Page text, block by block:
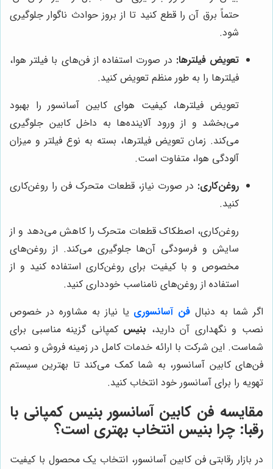
حتماً برق آن را قطع کنید تا از بروز حوادث ناگوار جلوگیری
شود.
تعویض فیلترها: در صورت استفاده از فن‌های با فیلتر هوا،
فیلترها را به طور منظم تعویض کنید.
تعویض فیلترها، کیفیت هوای کابین آسانسور را بهبود
می‌بخشد و از ورود آلاینده‌ها به داخل کابین جلوگیری
می‌کند. زمان تعویض فیلترها، بسته به نوع فیلتر و میزان
آلودگی هوا، متفاوت است.
روغن‌کاری: در صورت نیاز، قطعات متحرک فن را روغن‌کاری
کنید.
روغن‌کاری، اصطکاک قطعات متحرک را کاهش می‌دهد و از
سایش و فرسودگی آن‌ها جلوگیری می‌کند. از روغن‌های
مخصوص و با کیفیت برای روغن‌کاری استفاده کنید و از
استفاده از روغن‌های نامناسب خودداری کنید.
اگر شما به دنبال فن آسانسوری یا نیاز به مشاوره در خصوص
نصب و نگهداری آن دارید، بنیس کمپانی گزینه مناسبی برای
شماست. این شرکت با ارائه خدمات کامل در زمینه فروش و نصب
فن‌های کابین آسانسور، به شما کمک می‌کند تا بهترین سیستم
تهویه را برای آسانسور خود انتخاب کنید.
مقایسه فن کابین آسانسوربنیس کمپانی با
رقبا: چرا بنیس انتخاب بهتری است؟
در بازار رقابتی فن کابین آسانسور، انتخاب یک محصول با کیفیت